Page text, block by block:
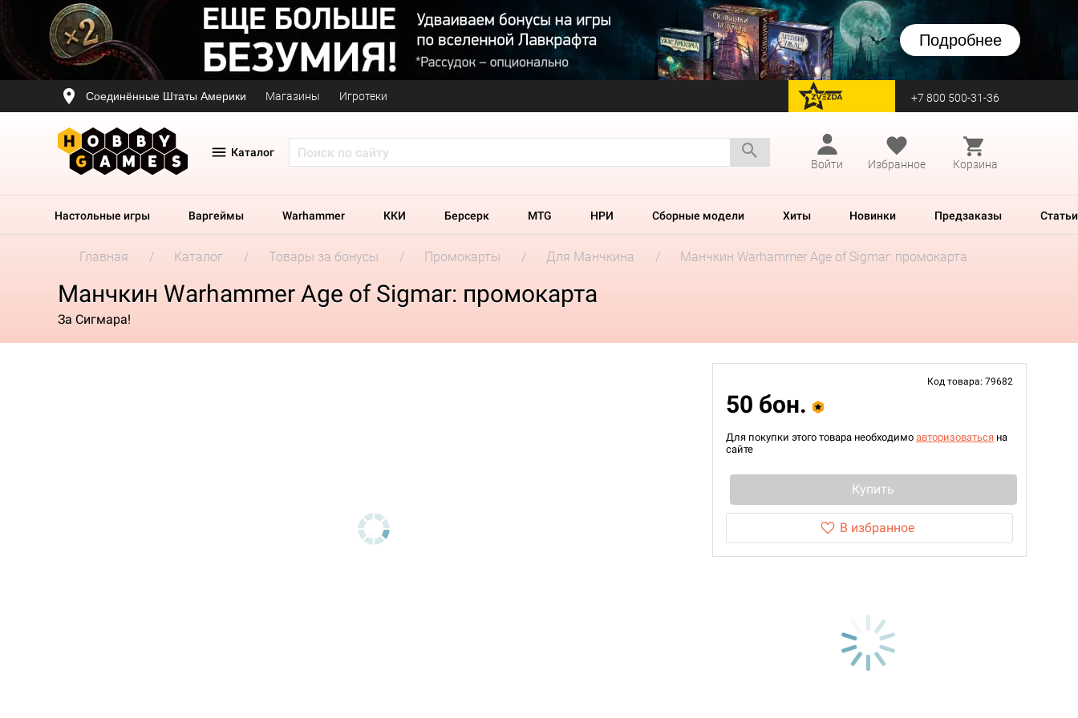
Подробнее
Соединённые Штаты Америки Магазины Игротеки перейти на Zvezda +7 800 500-31-36
Каталог
Войти
Избранное Корзина
Настольные игры Варгеймы Warhammer ККИ Берсерк MTG НРИ Сборные модели Хиты Новинки Предзаказы Статьи
Главная Каталог Товары за бонусы Промокарты Для Манчкина Манчкин Warhammer Age of Sigmar: промокарта
Манчкин Warhammer Age of Sigmar: промокарта
За Сигмара!
Код товара: 79682
50 бон.
Для покупки этого товара необходимо авторизоваться на
сайте
Купить
В избранное